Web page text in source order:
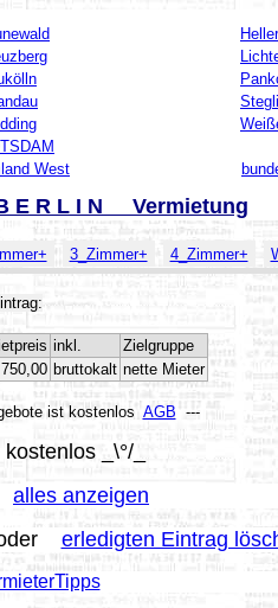
West
E R L I N Vermietung
3_Zimmer+ 4_Zimmer+
inkl.
Zielgruppe
750,00 bruttokalt nette Mieter
ist kostenlos AGB ---
_\°/_
alles anzeigen
erledigten Eintrag